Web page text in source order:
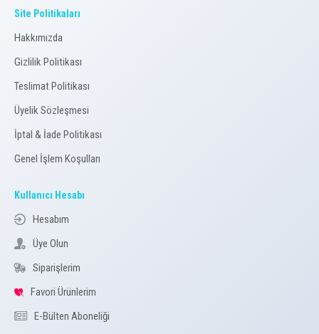
Site Politikaları
Hakkımızda
Gizlilik Politikası
Teslimat Politikası
Üyelik Sözleşmesi
İptal & İade Politikası
Genel İşlem Koşulları
Kullanıcı Hesabı
Hesabım
Üye Olun
Siparişlerim
Favori Ürünlerim
E-Bülten Aboneliği